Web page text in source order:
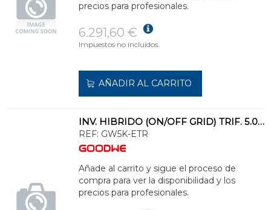
precios para profesionales.
6.291,60 €
Impuestos no incluidos.
AÑADIR AL CARRITO
INV. HIBRIDO (ON/OFF GRID) TRIF. 5.000W, 2 MPPT,WIFI, DC SWITCH, SIN CÓD.ACTIVAC
REF: GW5K-ETR
Añade al carrito y sigue el proceso de
compra para ver la disponibilidad y los
precios para profesionales.